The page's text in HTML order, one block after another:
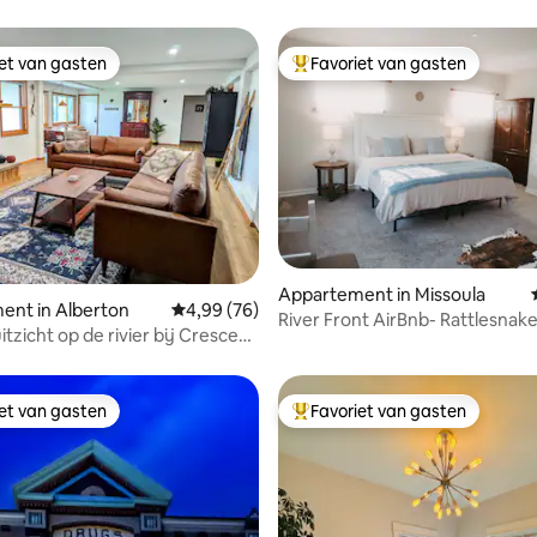
van 4,82 uit 5, 76 recensies
van gasten
van gasten
in Alberton Gemiddelde beoordeling van 4,99 uit 5, 76
4,99 (76)
op de rivier bij Crescent
Topfavoriet van gasten
Favoriet van gasten
Appartement in Missoula
River Front AirBnb- Rattlesnake
van gasten
van gasten Topfavoriet van gasten
Favoriet van gasten